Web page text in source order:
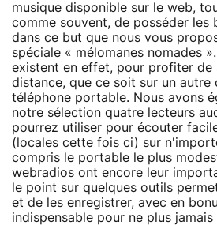
musique disponible sur le web,
comme souvent, de posséder les
dans ce but que nous vous
spéciale « mélomanes nomades
existent en effet, pour profiter de
distance, que ce soit sur un autre
téléphone portable. Nous avons
notre sélection quatre lecteurs
pourrez utiliser pour écouter
(locales cette fois ci) sur
compris le portable le plus
webradios ont encore leur
le point sur quelques outils
et de les enregistrer, avec en
indispensable pour ne plus